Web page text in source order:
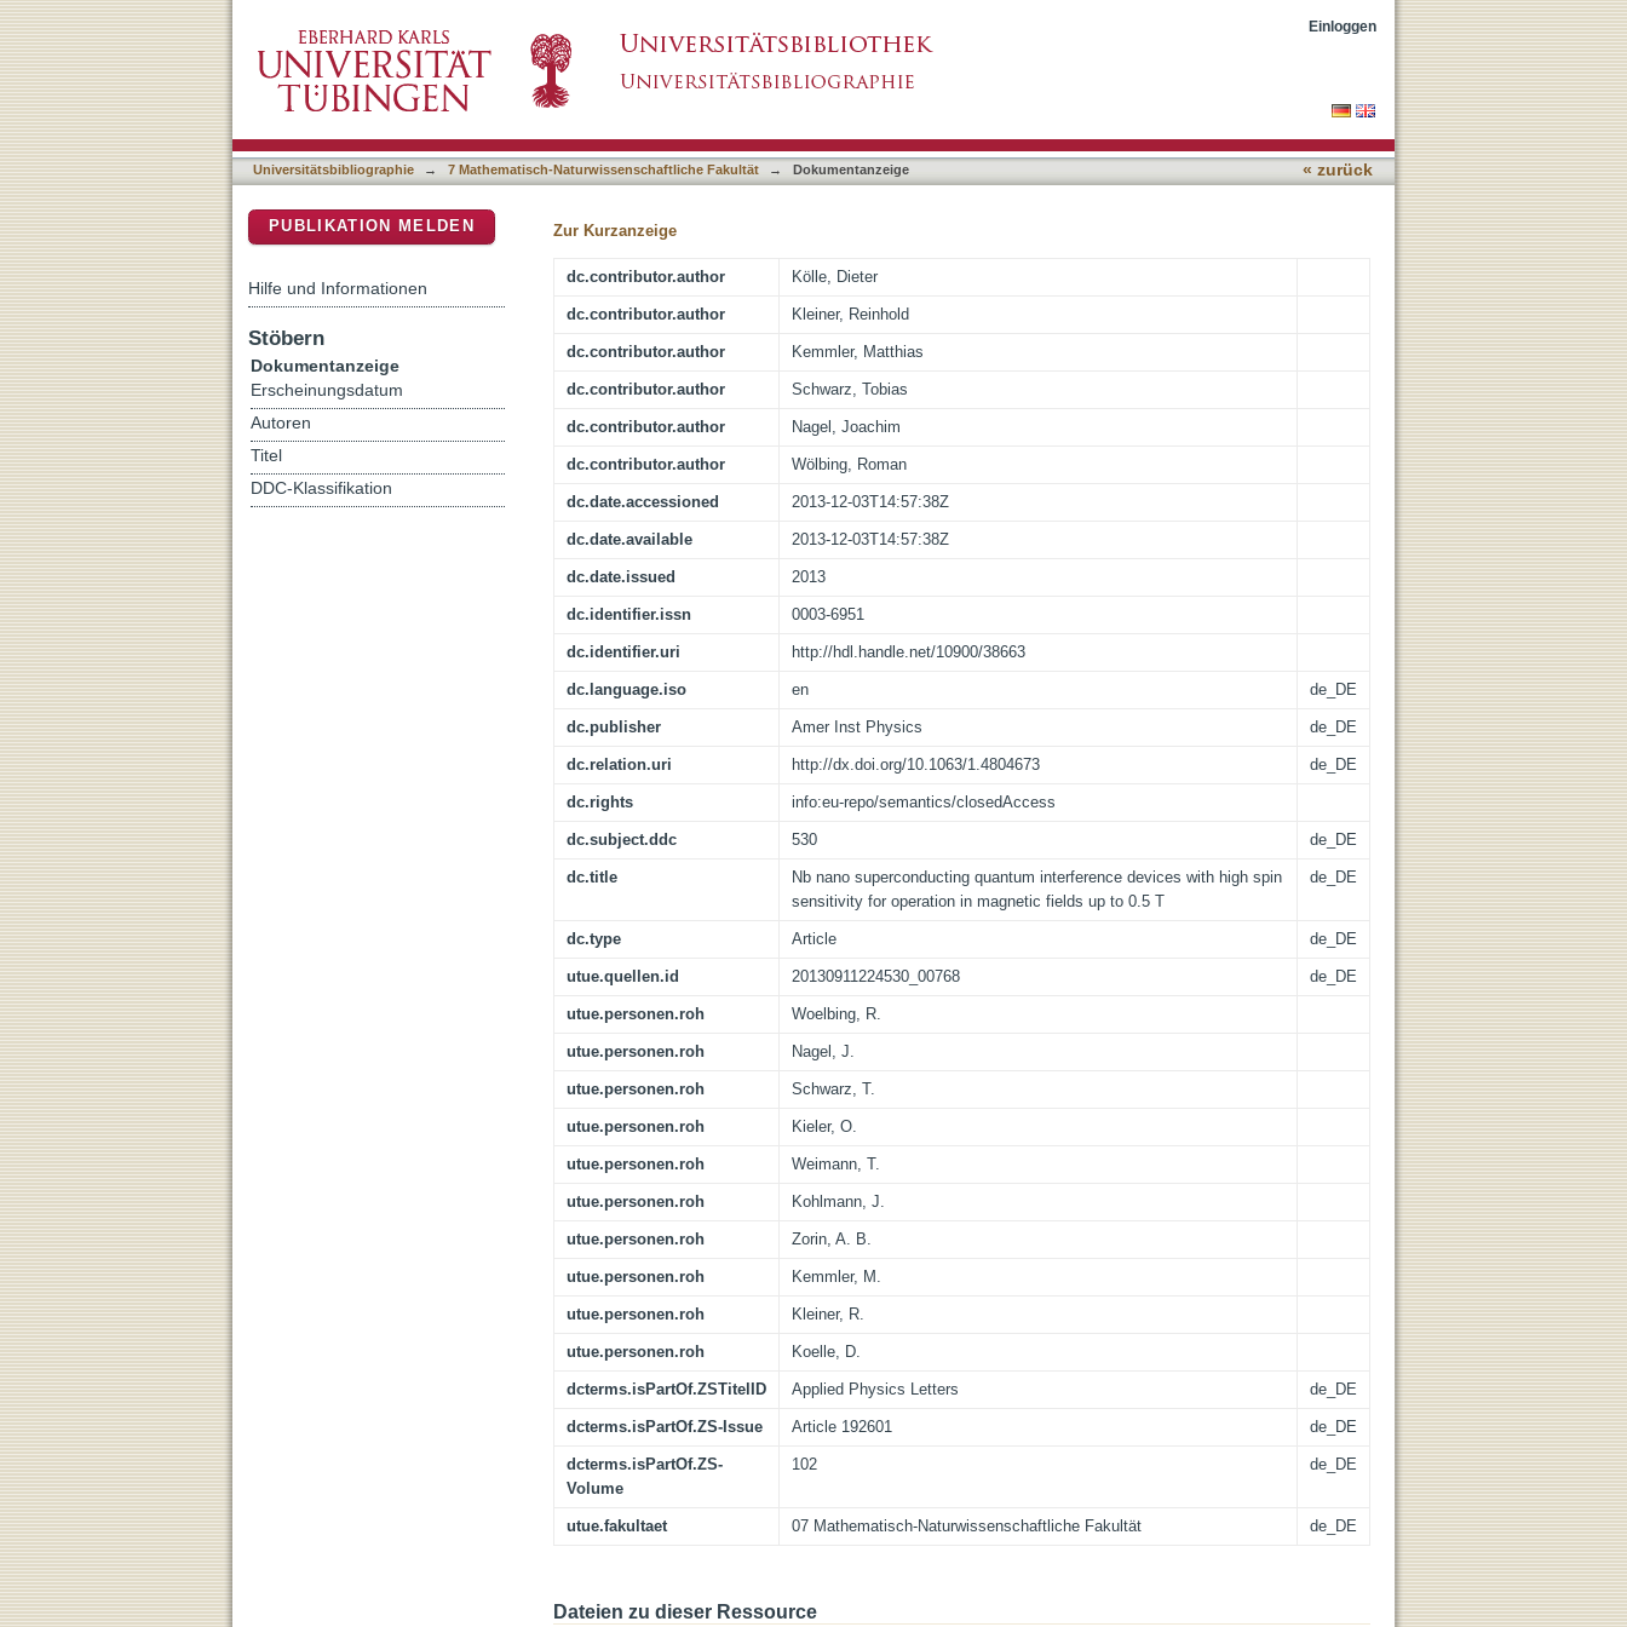
Nb nano superconducting quantum interference devices with high spin sensitivity for operation in
magnetic fields up to 0.5 T
Einloggen
Universitätsbibliographie → 7 Mathematisch-Naturwissenschaftliche Fakultät → Dokumentanzeige « zurück
Zur Kurzanzeige
dc.contributor.author Kölle, Dieter
dc.contributor.author Kleiner, Reinhold
dc.contributor.author Kemmler, Matthias
dc.contributor.author Schwarz, Tobias
dc.contributor.author Nagel, Joachim
dc.contributor.author Wölbing, Roman
dc.date.accessioned 2013-12-03T14:57:38Z
dc.date.available 2013-12-03T14:57:38Z
dc.date.issued 2013
dc.identifier.issn 0003-6951
dc.identifier.uri http://hdl.handle.net/10900/38663
dc.language.iso en de_DE
dc.publisher Amer Inst Physics de_DE
dc.relation.uri http://dx.doi.org/10.1063/1.4804673 de_DE
dc.rights info:eu-repo/semantics/closedAccess
dc.subject.ddc 530 de_DE
dc.title
Nb nano superconducting quantum interference devices with high spin
sensitivity for operation in magnetic fields up to 0.5 T
de_DE
dc.type Article de_DE
utue.quellen.id 20130911224530_00768 de_DE
utue.personen.roh Woelbing, R.
utue.personen.roh Nagel, J.
utue.personen.roh Schwarz, T.
utue.personen.roh Kieler, O.
utue.personen.roh Weimann, T.
utue.personen.roh Kohlmann, J.
utue.personen.roh Zorin, A. B.
utue.personen.roh Kemmler, M.
utue.personen.roh Kleiner, R.
utue.personen.roh Koelle, D.
dcterms.isPartOf.ZSTitelID Applied Physics Letters de_DE
dcterms.isPartOf.ZS-Issue Article 192601 de_DE
dcterms.isPartOf.ZS-
Volume
102 de_DE
utue.fakultaet 07 Mathematisch-Naturwissenschaftliche Fakultät de_DE
Dateien zu dieser Ressource
PUBLIKATION MELDEN
Hilfe und Informationen
Stöbern
Dokumentanzeige
Erscheinungsdatum
Autoren
Titel
DDC-Klassifikation